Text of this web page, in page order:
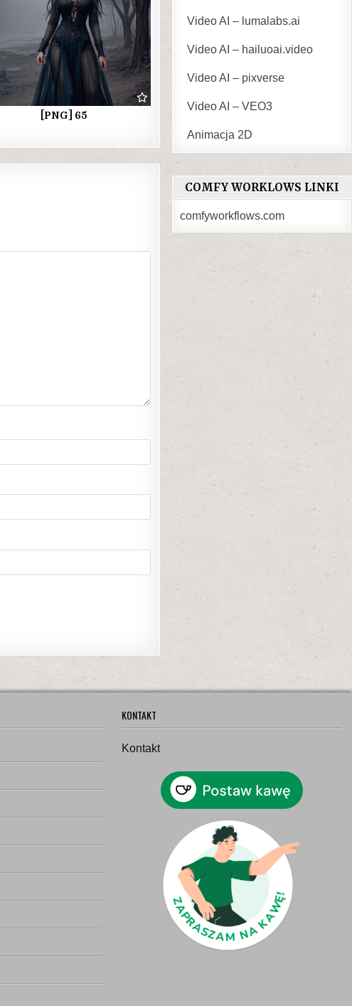
[PNG] 65
Video AI – lumalabs.ai
Video AI – hailuoai.video
Video AI – pixverse
Video AI – VEO3
Animacja 2D
COMFY WORKLOWS LINKI
comfyworkflows.com
KONTAKT
Kontakt